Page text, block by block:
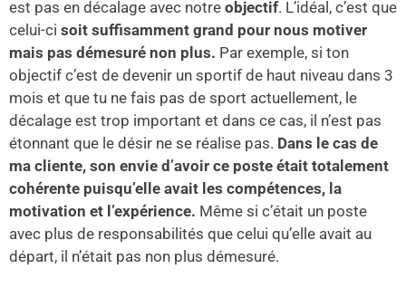
est pas en décalage avec notre objectif. L’idéal, c’est que
celui-ci soit suffisamment grand pour nous motiver
mais pas démesuré non plus. Par exemple, si ton
objectif c’est de devenir un sportif de haut niveau dans 3
mois et que tu ne fais pas de sport actuellement, le
décalage est trop important et dans ce cas, il n’est pas
étonnant que le désir ne se réalise pas. Dans le cas de
ma cliente, son envie d’avoir ce poste était totalement
cohérente puisqu’elle avait les compétences, la
motivation et l’expérience. Même si c’était un poste
avec plus de responsabilités que celui qu’elle avait au
départ, il n’était pas non plus démesuré.